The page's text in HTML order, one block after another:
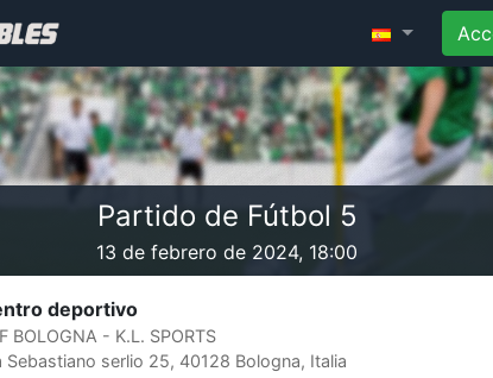
Partido de Fútbol 5
13 de febrero de 2024, 18:00
deportivo
BOLOGNA - K.L. SPORTS
Sebastiano serlio 25, 40128 Bologna, Italia